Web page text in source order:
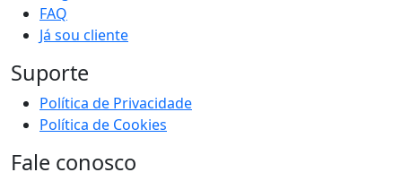
FAQ
Já sou cliente
Suporte
Política de Privacidade
Política de Cookies
Fale conosco